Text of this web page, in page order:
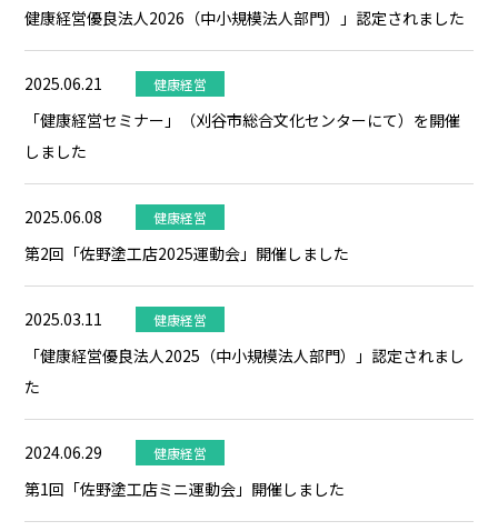
健康経営優良法人2026（中小規模法人部門）」認定されました
2025.06.21 健康経営
「健康経営セミナー」（刈谷市総合文化センターにて）を開催
しました
2025.06.08 健康経営
第2回「佐野塗工店2025運動会」開催しました
2025.03.11 健康経営
「健康経営優良法人2025（中小規模法人部門）」認定されまし
た
2024.06.29 健康経営
第1回「佐野塗工店ミニ運動会」開催しました